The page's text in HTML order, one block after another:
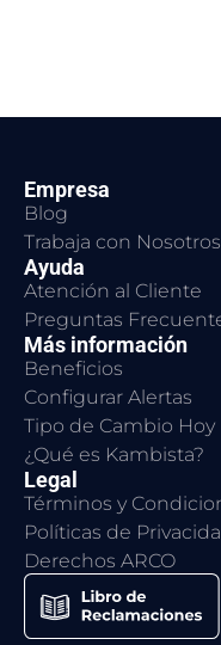
Empresa
Blog
Trabaja con Nosotros
Ayuda
Atención al Cliente
Preguntas
Más información
Beneficios
Configurar Alertas
Tipo de Cambio Hoy
¿Qué es Kambista?
Legal
Términos y
Políticas de
Derechos ARCO